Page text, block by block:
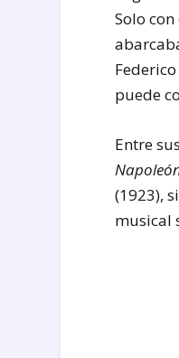
Solo
puede
Entre
(1923),
musical